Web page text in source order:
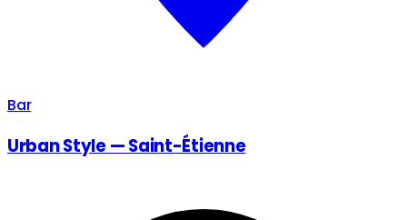
Bar
Urban Style — Saint-Étienne